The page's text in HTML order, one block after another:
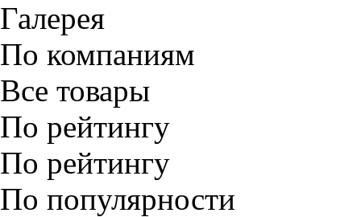
Галерея
По компаниям
Все товары
По рейтингу
По рейтингу
По популярности